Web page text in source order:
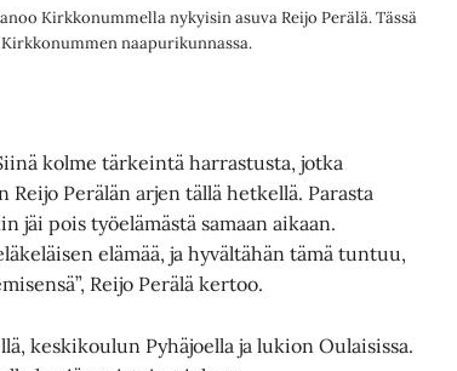
Kirkkonummella nykyisin asuva Reijo Perälä. Tässä
naapurikunnassa.
kolme tärkeintä harrastusta, jotka
Reijo Perälän arjen tällä hetkellä. Parasta
jäi pois työelämästä samaan aikaan.
elämää, ja hyvältähän tämä tuntuu,
Reijo Perälä kertoo.
keskikoulun Pyhäjoella ja lukion Oulaisissa.